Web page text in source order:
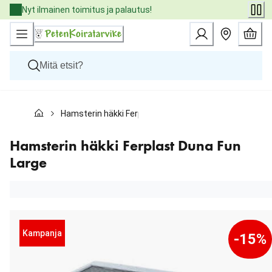
Skip
to
Content
Nyt ilmainen toimitus ja palautus!
Kissat
Eläinlääkäriruoat
Tuotemerkit
Uutuudet
Hamsterin häkki Ferplast Duna Fun Large
Hamsterin häkki Ferplast Duna Fun
Large
Kampanja -15%